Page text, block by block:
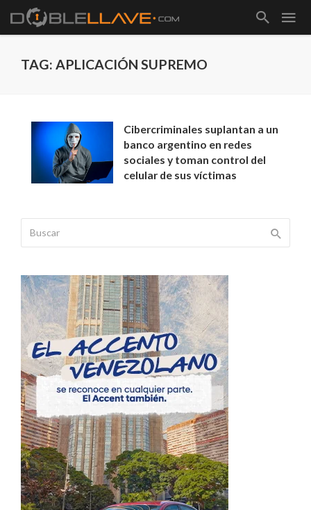
TAG: APLICACIÓN SUPREMO
Cibercriminales suplantan a un
banco argentino en redes
sociales y toman control del
celular de sus víctimas